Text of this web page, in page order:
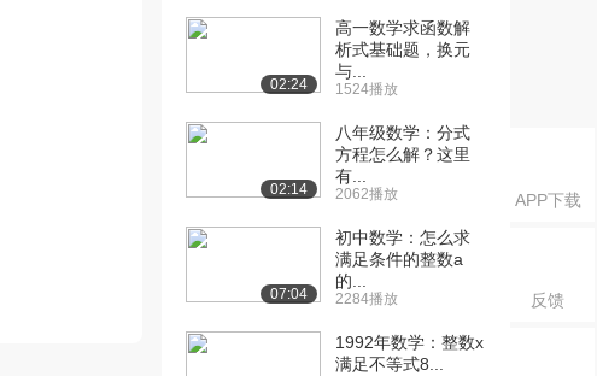
APP下载
反馈
02:24
高一数学求函数解
析式基础题，换元
与...
1524播放
02:14
八年级数学：分式
方程怎么解？这里
有...
2062播放
07:04
初中数学：怎么求
满足条件的整数a
的...
2284播放
1992年数学：整数x
满足不等式8...